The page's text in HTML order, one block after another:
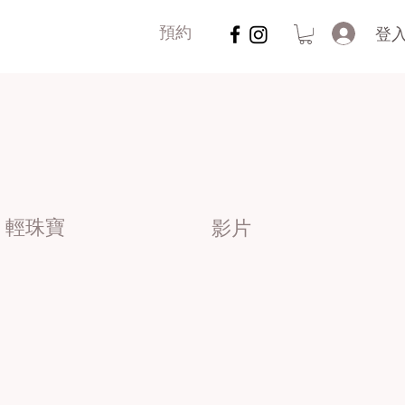
預約 登
輕珠寶 影片